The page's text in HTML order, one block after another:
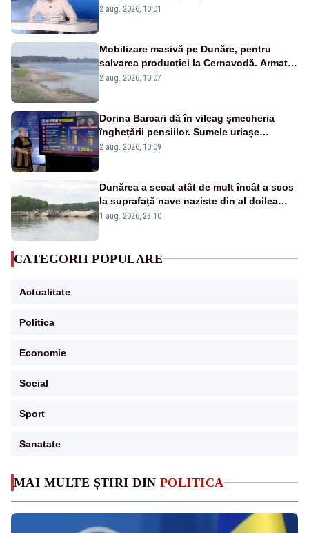
MAI MULTE ȘTIRI DIN POLITICA
catastrofă pentru bănci și fondurile de
2 aug. 2026, 10:01
Mobilizare masivă pe Dunăre, pentru
salvarea producției la Cernavodă. Armata
va detona o stâncă și va devia apa
2 aug. 2026, 10:07
Dorina Barcari dă în vileag șmecheria
înghețării pensiilor. Sumele uriașe
pierdute de fiecare român
2 aug. 2026, 10:09
Dunărea a secat atât de mult încât a scos
la suprafață nave naziste din al doilea
război mondial
1 aug. 2026, 23:10
CATEGORII POPULARE
Actualitate
Politica
Economie
Social
Sport
Sanatate